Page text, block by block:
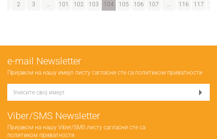
2 3 101 102 103 104 105 106 107 116 117
е-mail Newsletter
Пријавом на нашу имејл листу сагласни сте са политиком приватности
Viber/SMS Newsletter
Пријавом на нашу Viber/SMS листу сагласни сте са
политиком приватности